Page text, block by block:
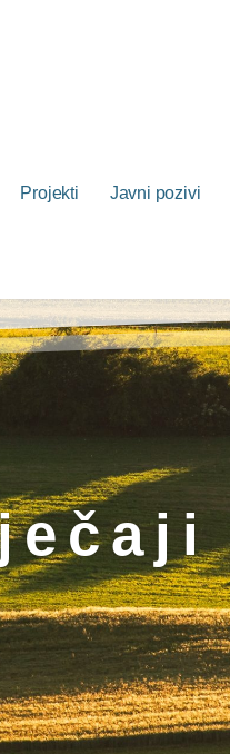
Projekti Javni pozivi